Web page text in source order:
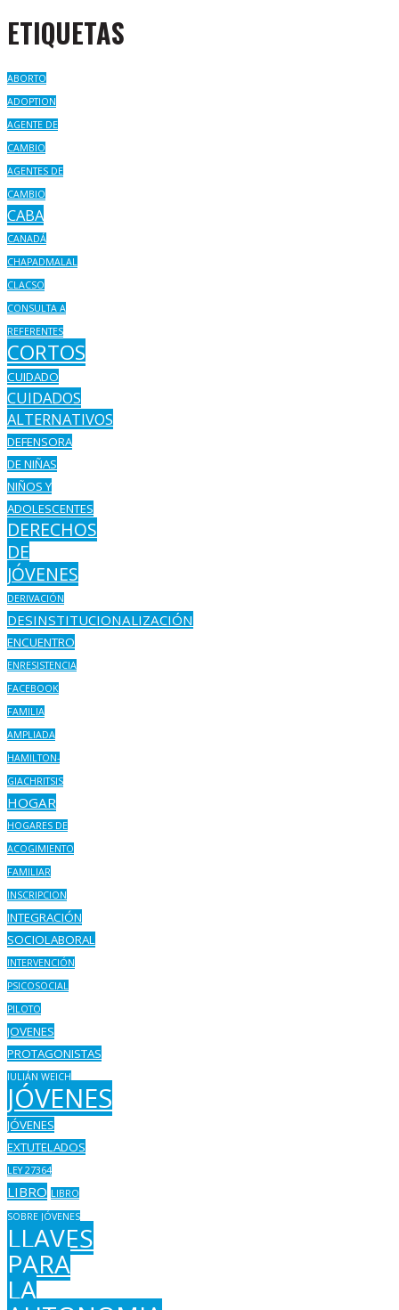
ETIQUETAS
ABORTO
ADOPTION
AGENTE DE
CAMBIO
AGENTES DE
CAMBIO
CABA
CANADÁ
CHAPADMALAL
CLACSO
CONSULTA A
REFERENTES
CORTOS
CUIDADO
CUIDADOS
ALTERNATIVOS
DEFENSORA
DE NIÑAS
NIÑOS Y
ADOLESCENTES
DERECHOS
DE
JÓVENES
DERIVACIÓN
DESINSTITUCIONALIZACIÓN
ENCUENTRO
ENRESISTENCIA
FACEBOOK
FAMILIA
AMPLIADA
HAMILTON-
GIACHRITSIS
HOGAR
HOGARES DE
ACOGIMIENTO
FAMILIAR
INSCRIPCION
INTEGRACIÓN
SOCIOLABORAL
INTERVENCIÓN
PSICOSOCIAL
PILOTO
JOVENES
PROTAGONISTAS
JULIÁN WEICH
JÓVENES
JÓVENES
EXTUTELADOS
LEY 27364
LIBRO LIBRO
SOBRE JÓVENES
LLAVES
PARA
LA